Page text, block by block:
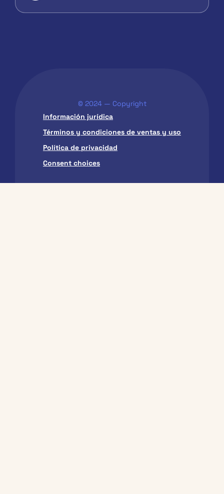
© 2024 — Copyright
Información jurídica
Términos y condiciones de ventas y uso
Política de privacidad
Consent choices